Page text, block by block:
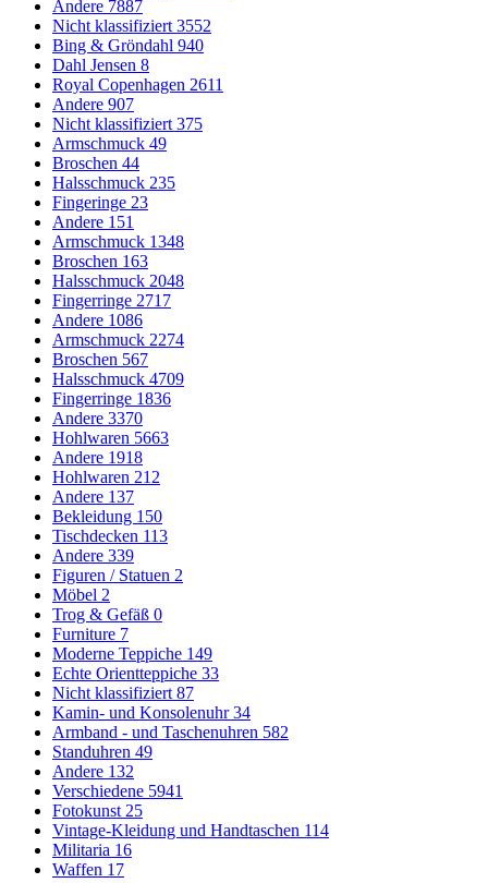
Andere 7887
Nicht klassifiziert 3552
Bing & Gröndahl 940
Dahl Jensen 8
Royal Copenhagen 2611
Andere 907
Nicht klassifiziert 375
Armschmuck 49
Broschen 44
Halsschmuck 235
Fingeringe 23
Andere 151
Armschmuck 1348
Broschen 163
Halsschmuck 2048
Fingerringe 2717
Andere 1086
Armschmuck 2274
Broschen 567
Halsschmuck 4709
Fingerringe 1836
Andere 3370
Hohlwaren 5663
Andere 1918
Hohlwaren 212
Andere 137
Bekleidung 150
Tischdecken 113
Andere 339
Figuren / Statuen 2
Möbel 2
Trog & Gefäß 0
Furniture 7
Moderne Teppiche 149
Echte Orientteppiche 33
Nicht klassifiziert 87
Kamin- und Konsolenuhr34
Armband - und Taschenuhren 582
Standuhren 49
Andere 132
Verschiedene 5941
Fotokunst 25
Vintage-Kleidung und Handtaschen 114
Militaria 16
Waffen 17